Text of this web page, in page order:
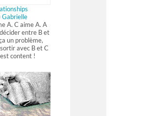
Gabrielle
A. C aime A. A
entre B et
un problème,
sortir avec B et C
content !